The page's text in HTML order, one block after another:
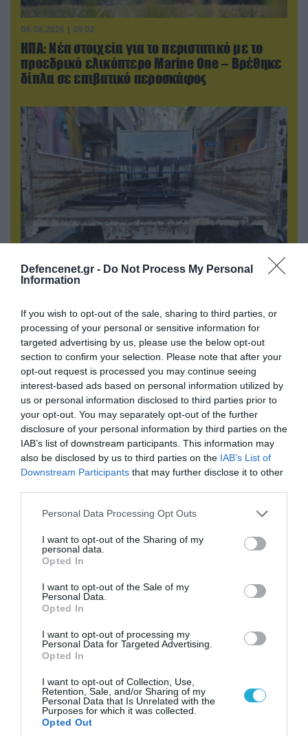
Defencenet.gr - Do Not Process My Personal
Information
If you wish to opt-out of the sale, sharing to third parties, or
processing of your personal or sensitive information for
targeted advertising by us, please use the below opt-out
section to confirm your selection. Please note that after your
opt-out request is processed you may continue seeing
interest-based ads based on personal information utilized by
us or personal information disclosed to third parties prior to
your opt-out. You may separately opt-out of the further
disclosure of your personal information by third parties on the
IAB’s list of downstream participants. This information may
also be disclosed by us to third parties on the IAB’s List of
Downstream Participants that may further disclose it to other
Please note that this website/app uses one or more Google
not limited to your visit or usage behaviour. You may click to
grant or deny consent to Google and its third-party tags to
use your data for below specified purposes in below Google
consent section.
Personal Data Processing Opt Outs
I want to opt-out of the Sharing of my
personal data.
Opted In
I want to opt-out of the Sale of my
Personal Data.
Opted In
I want to opt-out of processing my
Personal Data for Targeted Advertising.
Opted In
I want to opt-out of Collection, Use,
Retention, Sale, and/or Sharing of my
Personal Data that Is Unrelated with the
Purposes for which it was collected.
Opted Out
06.08.2026 | 09:02
ΗΠΑ: Nέα στοιχεία για το περιστατικό με το
προεδρικό ελικόπτερο Marine One – Βρέθηκε
δίπλα σε επιβατικό αεροσκάφος
06.08.2026 | 14:02
Αθήνα: Απομακρύνθηκαν παράνομα
αντικείμενα από κοινόχρηστους χώρους
06.08.2026 | 10:02
Ανησυχία στην Δύση: H Ρωσία εξοπλίζει τα Su-
57 με νέους πυραύλους που «κυνηγούν» τον
στόχο μέσα από παρεμβολές!